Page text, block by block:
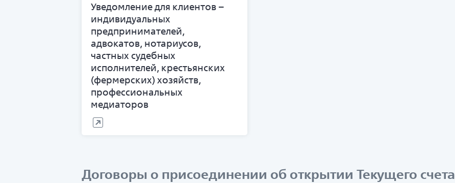
Уведомление для клиентов –
индивидуальных
предпринимателей,
адвокатов, нотариусов,
частных судебных
исполнителей, крестьянских
(фермерских) хозяйств,
профессиональных
медиаторов
Договоры о присоединении об открытии Текущего счета